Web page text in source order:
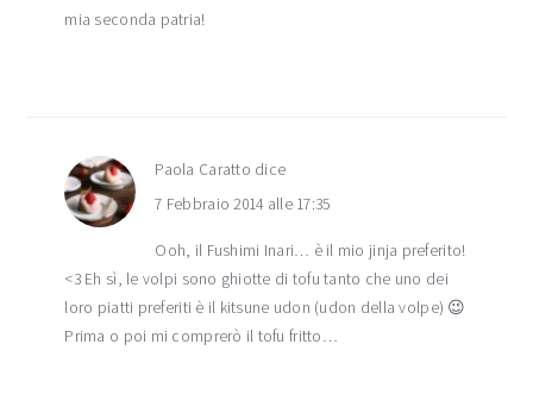
mia seconda patria!
Paola Caratto dice
7 Febbraio 2014 alle 17:35
Ooh, il Fushimi Inari… è il mio jinja preferito!
<3 Eh sì, le volpi sono ghiotte di tofu tanto che uno dei
loro piatti preferiti è il kitsune udon (udon della volpe) 😉
Prima o poi mi comprerò il tofu fritto…